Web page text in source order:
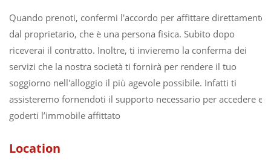
Quando prenoti, confermi l'accordo per affittare direttamente
dal proprietario, che è una persona fisica. Subito dopo
riceverai il contratto. Inoltre, ti invieremo la conferma dei
servizi che la nostra società ti fornirà per rendere il tuo
soggiorno nell'alloggio il più agevole possibile. Infatti ti
assisteremo fornendoti il supporto necessario per accedere e
goderti l’immobile affittato
Location